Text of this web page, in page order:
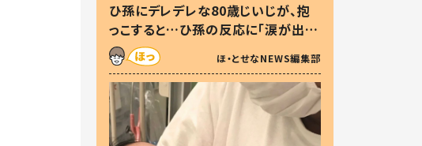
ひ孫にデレデレな80歳じいじが、抱
っこすると…ひ孫の反応に「涙が出ま
した」「可愛くて仕方ない」
ほ・とせなNEWS編集部